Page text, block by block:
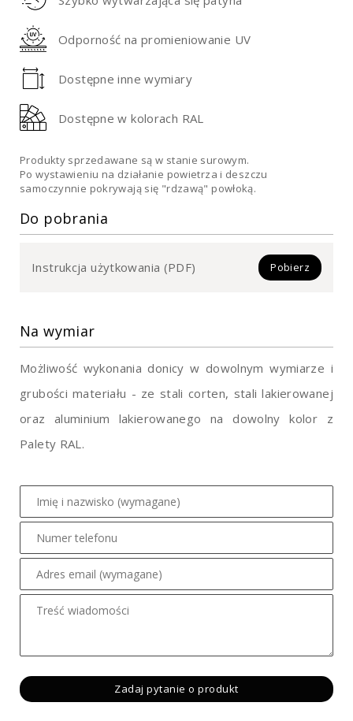
Odporność na promieniowanie UV
Dostępne inne wymiary
Dostępne w kolorach RAL
Produkty sprzedawane są w stanie surowym.
Po wystawieniu na działanie powietrza i deszczu
samoczynnie pokrywają się "rdzawą" powłoką.
Do pobrania
Instrukcja użytkowania (PDF) Pobierz
Na wymiar
Możliwość wykonania donicy w dowolnym wymiarze i
grubości materiału - ze stali corten, stali lakierowanej
oraz aluminium lakierowanego na dowolny kolor z
Palety RAL.